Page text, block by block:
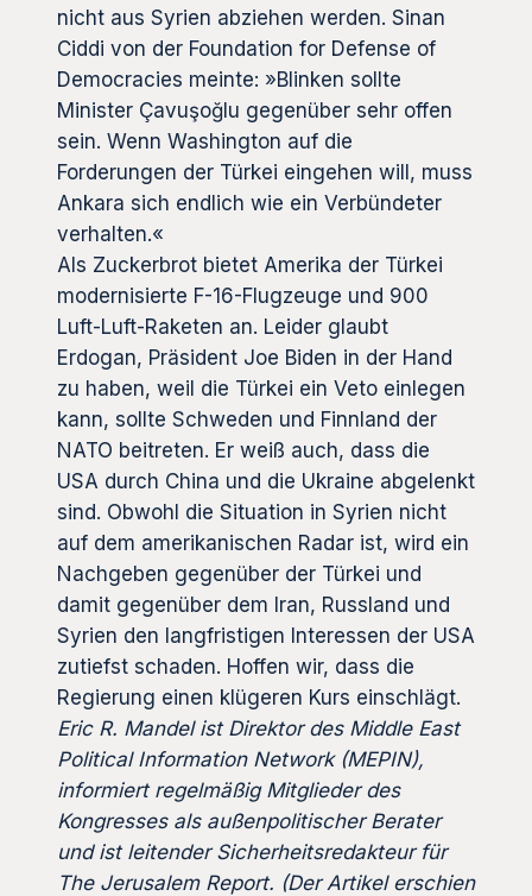
nicht aus Syrien abziehen werden. Sinan
Ciddi von der Foundation for Defense of
Democracies meinte: »Blinken sollte
Minister Çavuşoğlu gegenüber sehr offen
sein. Wenn Washington auf die
Forderungen der Türkei eingehen will, muss
Ankara sich endlich wie ein Verbündeter
verhalten.«
Als Zuckerbrot bietet Amerika der Türkei
modernisierte F-16-Flugzeuge und 900
Luft-Luft-Raketen an. Leider glaubt
Erdogan, Präsident Joe Biden in der Hand
zu haben, weil die Türkei ein Veto einlegen
kann, sollte Schweden und Finnland der
NATO beitreten. Er weiß auch, dass die
USA durch China und die Ukraine abgelenkt
sind. Obwohl die Situation in Syrien nicht
auf dem amerikanischen Radar ist, wird ein
Nachgeben gegenüber der Türkei und
damit gegenüber dem Iran, Russland und
Syrien den langfristigen Interessen der USA
zutiefst schaden. Hoffen wir, dass die
Regierung einen klügeren Kurs einschlägt.
Eric R. Mandel ist Direktor des Middle East
Political Information Network (MEPIN),
informiert regelmäßig Mitglieder des
Kongresses als außenpolitischer Berater
und ist leitender Sicherheitsredakteur für
The Jerusalem Report. (Der Artikel erschien